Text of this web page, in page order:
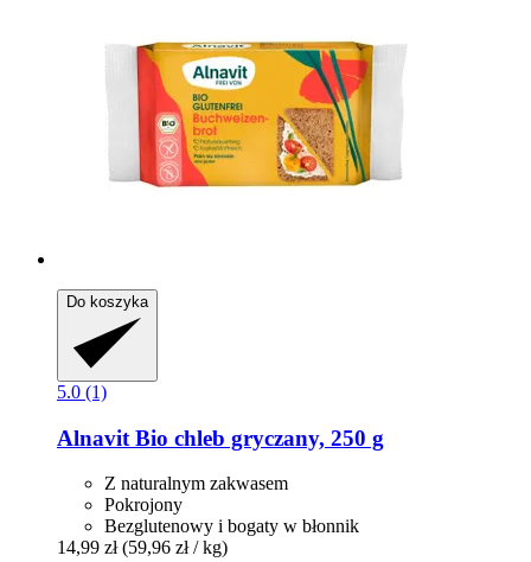
Do koszyka
5.0 (1)
Alnavit Bio chleb gryczany, 250 g
Z naturalnym zakwasem
Pokrojony
Bezglutenowy i bogaty w błonnik
14,99 zł (59,96 zł / kg)